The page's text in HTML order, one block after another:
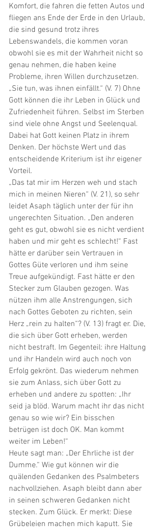
Komfort, die fahren die fetten Autos und
fliegen ans Ende der Erde in den Urlaub,
die sind gesund trotz ihres
Lebenswandels, die kommen voran
obwohl sie es mit der Wahrheit nicht so
genau nehmen, die haben keine
Probleme, ihren Willen durchzusetzen.
„Sie tun, was ihnen einfällt.“ (V. 7) Ohne
Gott können die ihr Leben in Glück und
Zufriedenheit führen. Selbst im Sterben
sind viele ohne Angst und Seelenqual.
Dabei hat Gott keinen Platz in ihrem
Denken. Der höchste Wert und das
entscheidende Kriterium ist ihr eigener
Vorteil.
„Das tat mir im Herzen weh und stach
mich in meinen Nieren“ (V. 21), so sehr
leidet Asaph täglich unter der für ihn
ungerechten Situation. „Den anderen
geht es gut, obwohl sie es nicht verdient
haben und mir geht es schlecht!“ Fast
hätte er darüber sein Vertrauen in
Gottes Güte verloren und ihm seine
Treue aufgekündigt. Fast hätte er den
Stecker zum Glauben gezogen. Was
nützen ihm alle Anstrengungen, sich
nach Gottes Geboten zu richten, sein
Herz „rein zu halten“? (V. 13) fragt er. Die,
die sich über Gott erheben, werden
nicht bestraft. Im Gegenteil: ihre Haltung
und ihr Handeln wird auch noch von
Erfolg gekrönt. Das wiederum nehmen
sie zum Anlass, sich über Gott zu
erheben und andere zu spotten: „Ihr
seid ja blöd. Warum macht ihr das nicht
genau so wie wir? Ein bisschen
betrügen ist doch OK. Man kommt
weiter im Leben!“
Heute sagt man: „Der Ehrliche ist der
Dumme.“ Wie gut können wir die
quälenden Gedanken des Psalmbeters
nachvollziehen. Asaph bleibt dann aber
in seinen schweren Gedanken nicht
stecken. Zum Glück. Er merkt: Diese
Grübeleien machen mich kaputt. Sie